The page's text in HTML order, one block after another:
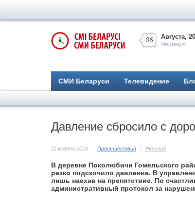
06 Августа,
Четверг
СМИ Беларуси Телевидение
Давление сбросило с
11 марта 2016 Происшествия Русский
В деревне Поколюбичи Гомельского
резко подскочило давление. В
лишь наехав на препятствие. По
административный протокол за